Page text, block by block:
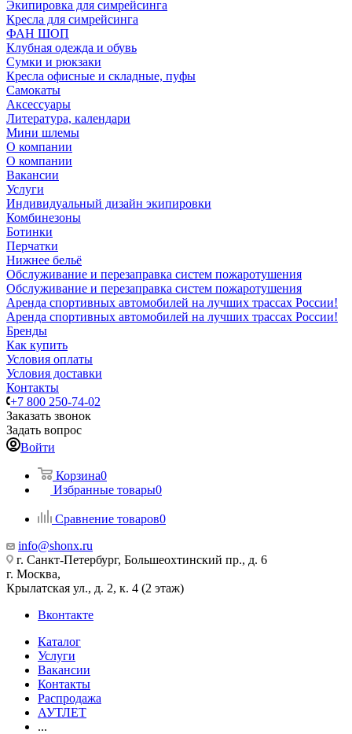
Экипировка для симрейсинга
Кресла для симрейсинга
ФАН ШОП
Клубная одежда и обувь
Сумки и рюкзаки
Кресла офисные и складные, пуфы
Самокаты
Аксессуары
Литература, календари
Мини шлемы
О компании
О компании
Вакансии
Услуги
Индивидуальный дизайн экипировки
Комбинезоны
Ботинки
Перчатки
Нижнее бельё
Обслуживание и перезаправка систем пожаротушения
Обслуживание и перезаправка систем пожаротушения
Аренда спортивных автомобилей на лучших трассах России!
Аренда спортивных автомобилей на лучших трассах России!
Бренды
Как купить
Условия оплаты
Условия доставки
Контакты
+7 800 250-74-02
Заказать звонок
Задать вопрос
Войти
Корзина0
Избранные товары0
Сравнение товаров0
info@shonx.ru
г. Санкт-Петербург, Большеохтинский пр., д. 6
г. Москва,
Крылатская ул., д. 2, к. 4 (2 этаж)
Вконтакте
Каталог
Услуги
Вакансии
Контакты
Распродажа
АУТЛЕТ
...